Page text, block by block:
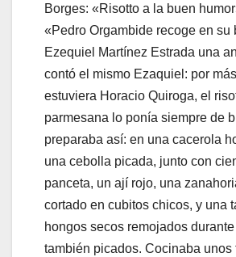
Borges: «Risotto a la buen
«Pedro Orgambide recoge en su
Ezequiel Martínez Estrada una
contó el mismo Ezaquiel: por
estuviera Horacio Quiroga, el
parmesana lo ponía siempre de
preparaba así: en una cacerola
una cebolla picada, junto con
panceta, un ají rojo, una
cortado en cubitos chicos, y una
hongos secos remojados
también picados. Cocinaba unos